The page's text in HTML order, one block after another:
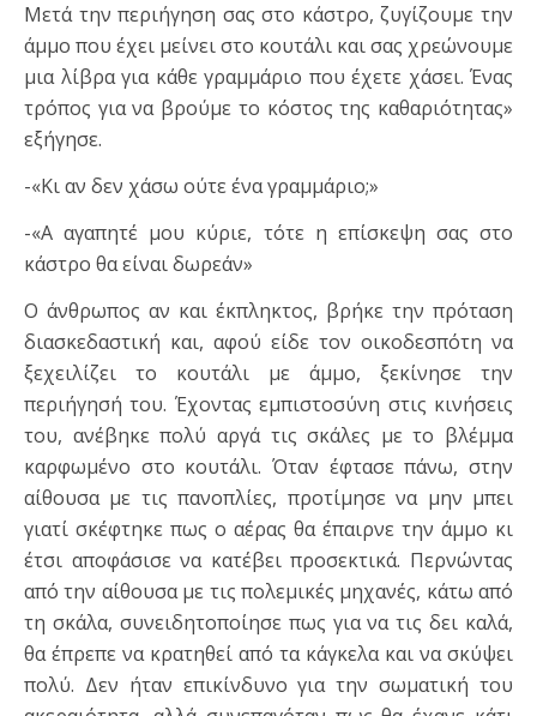
Μετά την περιήγηση σας στο κάστρο, ζυγίζουμε την
άμμο που έχει μείνει στο κουτάλι και σας χρεώνουμε
μια λίβρα για κάθε γραμμάριο που έχετε χάσει. Ένας
τρόπος για να βρούμε το κόστος της καθαριότητας»
εξήγησε.
-«Κι αν δεν χάσω ούτε ένα γραμμάριο;»
-«Α αγαπητέ μου κύριε, τότε η επίσκεψη σας στο
κάστρο θα είναι δωρεάν»
Ο άνθρωπος αν και έκπληκτος, βρήκε την πρόταση
διασκεδαστική και, αφού είδε τον οικοδεσπότη να
ξεχειλίζει το κουτάλι με άμμο, ξεκίνησε την
περιήγησή του. Έχοντας εμπιστοσύνη στις κινήσεις
του, ανέβηκε πολύ αργά τις σκάλες με το βλέμμα
καρφωμένο στο κουτάλι. Όταν έφτασε πάνω, στην
αίθουσα με τις πανοπλίες, προτίμησε να μην μπει
γιατί σκέφτηκε πως ο αέρας θα έπαιρνε την άμμο κι
έτσι αποφάσισε να κατέβει προσεκτικά. Περνώντας
από την αίθουσα με τις πολεμικές μηχανές, κάτω από
τη σκάλα, συνειδητοποίησε πως για να τις δει καλά,
θα έπρεπε να κρατηθεί από τα κάγκελα και να σκύψει
πολύ. Δεν ήταν επικίνδυνο για την σωματική του